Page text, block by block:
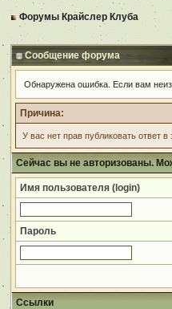
Форумы Крайслер Клуба
Сообщение форума
Обнаружена ошибка. Если вам
Причина:
У вас нет прав публиковать ответ в
Сейчас вы не авторизованы.
Имя пользователя (login)
Пароль
Ссылки